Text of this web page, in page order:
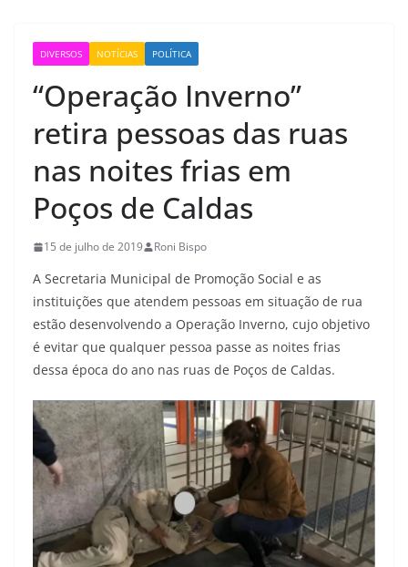
DIVERSOS NOTÍCIAS POLÍTICA
“Operação Inverno”
retira pessoas das ruas
nas noites frias em
Poços de Caldas
15 de julho de 2019 Roni Bispo
A Secretaria Municipal de Promoção Social e as
instituições que atendem pessoas em situação de rua
estão desenvolvendo a Operação Inverno, cujo objetivo
é evitar que qualquer pessoa passe as noites frias
dessa época do ano nas ruas de Poços de Caldas.